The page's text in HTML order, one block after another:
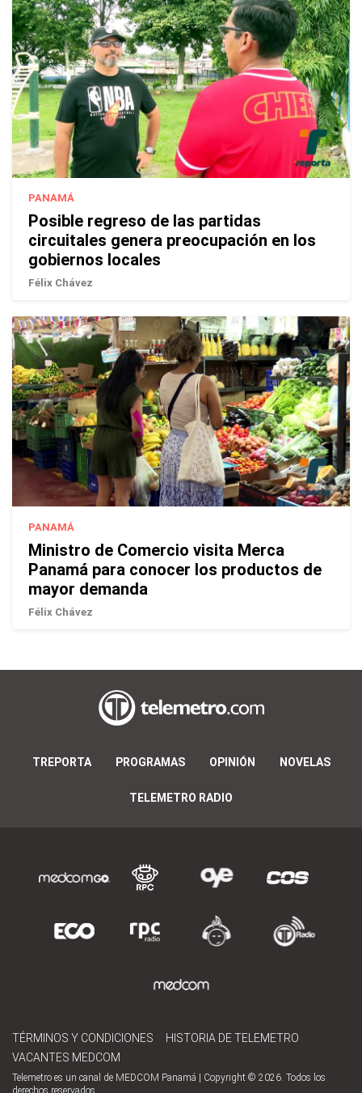
PANAMÁ
Posible regreso de las partidas
circuitales genera preocupación en los
gobiernos locales
Félix Chávez
PANAMÁ
Ministro de Comercio visita Merca
Panamá para conocer los productos de
mayor demanda
Félix Chávez
TREPORTA PROGRAMAS OPINIÓN NOVELAS
TELEMETRO RADIO
TÉRMINOS Y CONDICIONES
HISTORIA DE TELEMETRO
VACANTES MEDCOM
Telemetro es un canal de MEDCOM Panamá | Copyright © 2026. Todos los
derechos reservados.